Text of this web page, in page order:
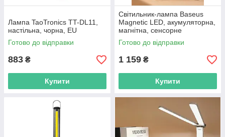
Лампа TaoTronics TT-DL11,
настільна, чорна, EU
Готово до відправки
883 ₴
Купити
Світильник-лампа Baseus
Magnetic LED, акумуляторна,
магнітна, сенсорне
керування, для шафи та кухні
Готово до відправки
1 159 ₴
Купити